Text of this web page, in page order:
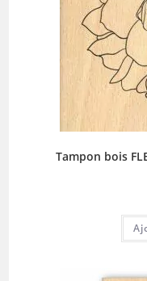
Tampon bois